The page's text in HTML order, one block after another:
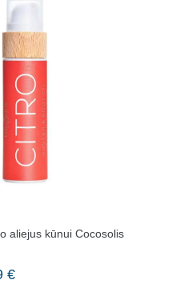
aliejus kūnui Cocosolis
€Current